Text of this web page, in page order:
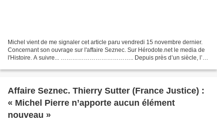
Michel vient de me signaler cet article paru vendredi 15 novembre dernier.
Concernant son ouvrage sur l'affaire Seznec. Sur Hérodote.net le media de
l'Histoire. A suivre... ……………………………….. Depuis près d’un siècle, l’«
Affaire Seznec. Thierry Sutter (France Justice) :
« Michel Pierre n’apporte aucun élément
nouveau »